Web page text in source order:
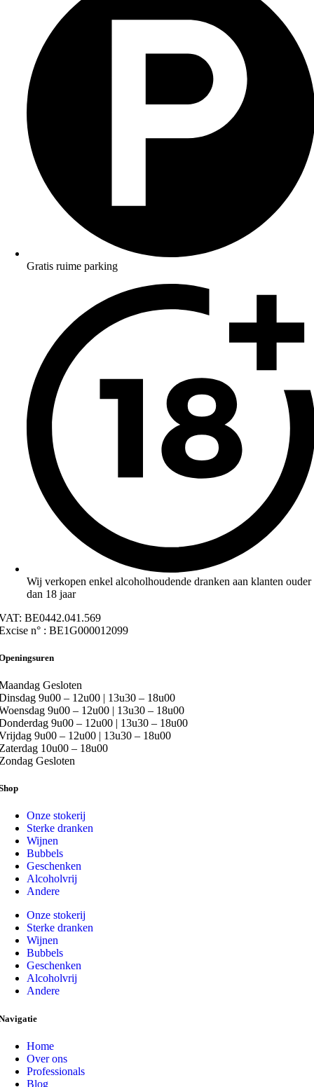
Gratis ruime parking
Wij verkopen enkel alcoholhoudende dranken aan klanten ouder
dan 18 jaar
BE0442.041.569
n° : BE1G000012099
Gesloten
9u00 – 12u00 | 13u30 – 18u00
9u00 – 12u00 | 13u30 – 18u00
9u00 – 12u00 | 13u30 – 18u00
9u00 – 12u00 | 13u30 – 18u00
10u00 – 18u00
Gesloten
Onze stokerij
Sterke dranken
Wijnen
Bubbels
Geschenken
Alcoholvrij
Andere
Onze stokerij
Sterke dranken
Wijnen
Bubbels
Geschenken
Alcoholvrij
Andere
Home
Over ons
Professionals
Blog